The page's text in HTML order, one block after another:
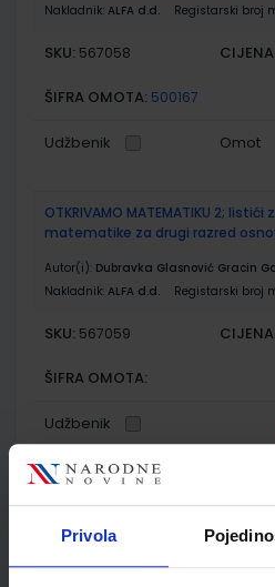
Privola
Nakladnik: ALFA d.d. Registarski broj
SKU: 567058 CIJENA:
ŠIFRA OMOTA: 500167
Udžbenik Omot
OTKRIVAMO MATEMATIKU 2;
matematike za drugi razred
Autor(i): Dubravka Glasnović Gracin
Nakladnik: ALFA d.d. Registarski broj
SKU: 567059 CIJENA:
ŠIFRA OMOTA:
Udžbenik
OTKRIVAMO MATEMATIKU 2;
Gabriela Žokalj Dubravka
Nakladnik:ALFA d.d.